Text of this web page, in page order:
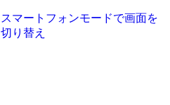
スマートフォンモードで画面を
切り替え